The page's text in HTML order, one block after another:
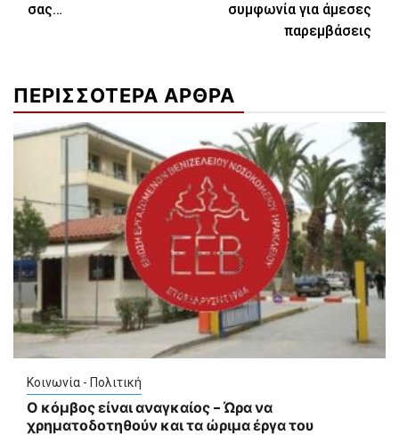
σας…
συμφωνία για άμεσες
παρεμβάσεις
ΠΕΡΙΣΣΟΤΕΡΑ ΑΡΘΡΑ
Κοινωνία - Πολιτική
Ο κόμβος είναι αναγκαίος – Ώρα να
χρηματοδοτηθούν και τα ώριμα έργα του